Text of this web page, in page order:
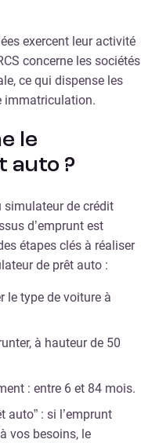
exercent leur activité
concerne les sociétés
ce qui dispense les
immatriculation.
le
auto ?
simulateur de crédit
d’emprunt est
étapes clés à réaliser
de prêt auto :
le type de voiture à
à hauteur de 50
: entre 6 et 84 mois.
auto” : si l’emprunt
vos besoins, le